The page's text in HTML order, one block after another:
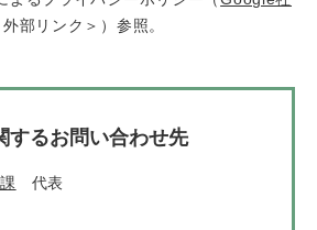
外部リンク＞ ）参照。
するお問い合わせ先
代表